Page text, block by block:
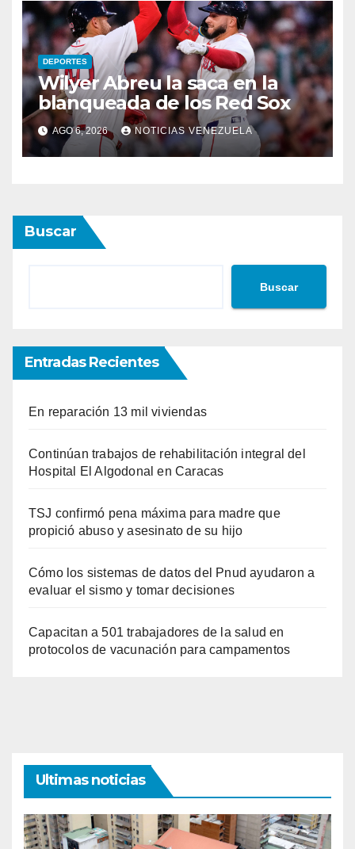
DEPORTES
Wilyer Abreu la saca en la
blanqueada de los Red Sox
AGO 6, 2026 NOTICIAS VENEZUELA
Buscar
Buscar
Entradas Recientes
En reparación 13 mil viviendas
Continúan trabajos de rehabilitación integral del
Hospital El Algodonal en Caracas
TSJ confirmó pena máxima para madre que
propició abuso y asesinato de su hijo
Cómo los sistemas de datos del Pnud ayudaron a
evaluar el sismo y tomar decisiones
Capacitan a 501 trabajadores de la salud en
protocolos de vacunación para campamentos
Ultimas noticias